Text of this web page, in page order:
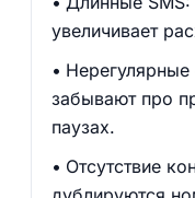
увеличивает
Нерегулярные
забывают про
паузах.
Отсутствие